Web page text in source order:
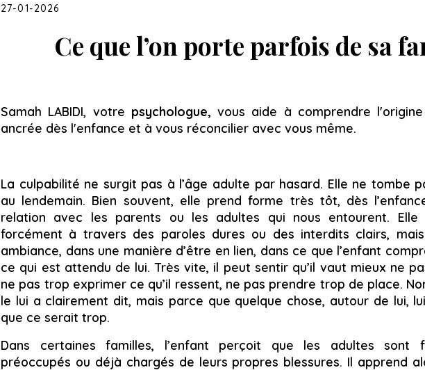
27-01-2026
Ce que l’on porte parfois de sa
Samah LABIDI, votre psychologue, vous aide à comprendre
ancrée dès l'enfance et à vous réconcilier avec vous même.
La culpabilité ne surgit pas à l’âge adulte par hasard. Elle ne tombe
au lendemain. Bien souvent, elle prend forme très tôt, dès
relation avec les parents ou les adultes qui nous entourent. Elle
forcément à travers des paroles dures ou des interdits clairs,
ambiance, dans une manière d’être en lien, dans ce que l’enfant
ce qui est attendu de lui. Très vite, il peut sentir qu’il vaut mieux ne
ne pas trop exprimer ce qu’il ressent, ne pas prendre trop de place.
le lui a clairement dit, mais parce que quelque chose, autour de lui,
que ce serait trop.
Dans certaines familles, l’enfant perçoit que les adultes sont
préoccupés ou déjà chargés de leurs propres blessures. Il apprend